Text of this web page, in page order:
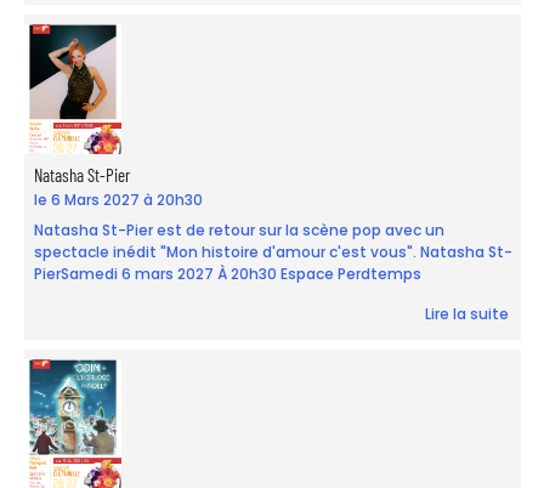
Natasha St-Pier
le 6 Mars 2027 à 20h30
Natasha St-Pier est de retour sur la scène pop avec un
spectacle inédit "Mon histoire d'amour c'est vous". Natasha St-
PierSamedi 6 mars 2027 À 20h30 Espace Perdtemps
Lire la suite